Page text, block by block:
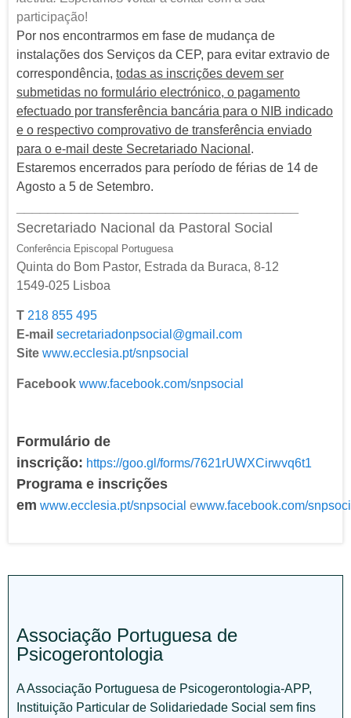
participação!
Por nos encontrarmos em fase de mudança de
instalações dos Serviços da CEP, para evitar extravio de
correspondência, todas as inscrições devem ser
submetidas no formulário electrónico, o pagamento
efectuado por transferência bancária para o NIB indicado
e o respectivo comprovativo de transferência enviado
para o e-mail deste Secretariado Nacional .
Estaremos encerrados para período de férias de 14 de
Agosto a 5 de Setembro.
Secretariado Nacional da Pastoral Social
Conferência Episcopal Portuguesa
Quinta do Bom Pastor, Estrada da Buraca, 8-12
1549-025 Lisboa
T 218 855 495
E-mail secretariadonpsocial@gmail.com
Site www.ecclesia.pt/snpsocial
Facebook www.facebook.com/snpsocial
Formulário de
inscrição: https://goo.gl/forms/7621rUWXCirwvq6t1
Programa e inscrições
em www.ecclesia.pt/snpsocial ewww.facebook.com/
Associação Portuguesa de
Psicogerontologia
A Associação Portuguesa de Psicogerontologia-APP,
Instituição Particular de Solidariedade Social sem fins